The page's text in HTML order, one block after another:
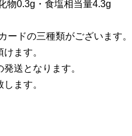
物0.3g・食塩相当量4.3g
ードの三種類がございます。
ます。
送となります。
ます。